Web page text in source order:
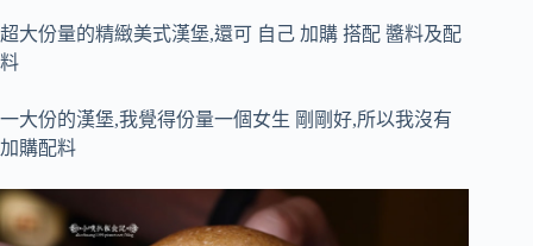
超大份量的精緻美式漢堡,還可 自己 加購 搭配 醬料及配
料
一大份的漢堡,我覺得份量一個女生 剛剛好,所以我沒有
加購配料